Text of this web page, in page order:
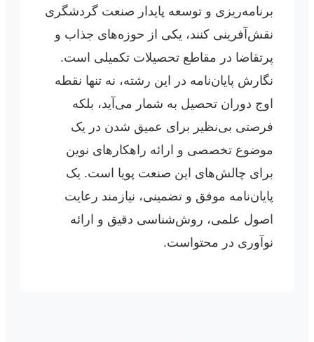
برنامه‌ریزی و توسعه پایدار صنعت گردشگری
نقش‌آفرینی کنند، یکی از حوزه‌های جذاب و
پرتقاضا در مقاطع تحصیلات تکمیلی است.
نگارش پایان‌نامه در این رشته، نه تنها نقطه
اوج دوران تحصیل به شمار می‌آید، بلکه
فرصتی بی‌نظیر برای عمیق شدن در یک
موضوع تخصصی و ارائه راهکارهای نوین
برای چالش‌های این صنعت پویا است. یک
پایان‌نامه موفق و تضمینی، نیازمند رعایت
اصول علمی، روش‌شناسی دقیق و ارائه
نوآوری در محتواست.